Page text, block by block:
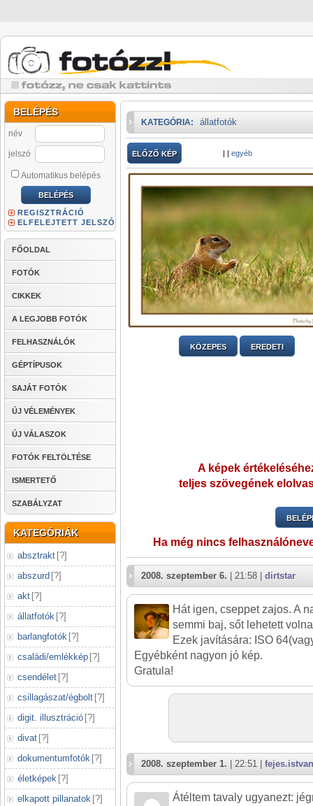
BELÉPÉS
név
jelszó
Automatikus belépés
REGISZTRÁCIÓ
ELFELEJTETT JELSZÓ
FŐOLDAL
FOTÓK
CIKKEK
A LEGJOBB FOTÓK
FELHASZNÁLÓK
GÉPTÍPUSOK
SAJÁT FOTÓK
ÚJ VÉLEMÉNYEK
ÚJ VÁLASZOK
FOTÓK FELTÖLTÉSE
ISMERTETŐ
SZABÁLYZAT
KATEGÓRIÁK
absztrakt [?]
abszurd [?]
akt [?]
állatfotók [?]
barlangfotók [?]
családi/emlékkép [?]
csendélet [?]
csillagászat/égbolt [?]
digit. illusztráció [?]
divat [?]
dokumentumfotók [?]
életképek [?]
elkapott pillanatok [?]
KATEGÓRIA: állatfotók
ELŐZŐ KÉP | | egyéb
KÖZEPES EREDETI
A képek
teljes szövegének
Ha még nincs
2008. szeptember 6. | 21:58 | dirtstar
Hát igen, cseppet zajos. A
semmi baj, sőt lehetett
Ezek javítására: ISO
Egyébként nagyon jó kép.
Gratula!
2008. szeptember 1. | 22:51 | fejes.istvan
Átéltem tavaly ugyanezt: